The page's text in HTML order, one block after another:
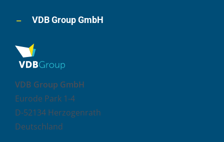
VDB Group GmbH
VDB Group GmbH
Eurode Park 1-4
D-52134 Herzogenrath
Deutschland